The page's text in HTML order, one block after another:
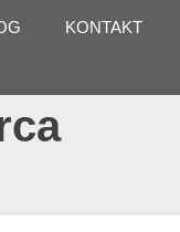
KONTAKT